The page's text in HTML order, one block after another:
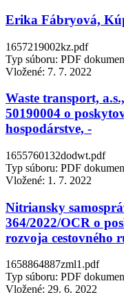
Erika Fábryová,
1657219002kz.pdf
Typ súboru: PDF
Vložené: 7. 7. 2022
Waste transport,
50190004 o
hospodárstve, -
1655760132dodwt.pdf
Typ súboru: PDF
Vložené: 1. 7. 2022
Nitriansky
364/2022/OCR o
rozvoja cestovného
1658864887zml1.pdf
Typ súboru: PDF
Vložené: 29. 6. 2022